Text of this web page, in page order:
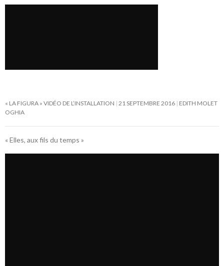
« LA FIGURA » VIDÉO DE L’INSTALLATION 21 SEPTEMBRE 2016 EDITH MOLET
OGHIA
« Elles, aux fils du temps »